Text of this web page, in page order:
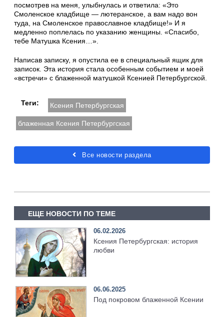
посмотрев на меня, улыбнулась и ответила: «Это
Смоленское кладбище — лютеранское, а вам надо вон
туда, на Смоленское православное кладбище!» И я
медленно поплелась по указанию женщины. «Спасибо,
тебе Матушка Ксения…».
Написав записку, я опустила ее в специальный ящик для
записок. Эта история стала особенным событием и моей
«встречи» с блаженной матушкой Ксенией Петербургской.
Теги: Ксения Петербургская
блаженная Ксения Петербургская
Все новости раздела
ЕЩЕ НОВОСТИ ПО ТЕМЕ
06.02.2026
Ксения Петербургская: история
любви
06.06.2025
Под покровом блаженной Ксении